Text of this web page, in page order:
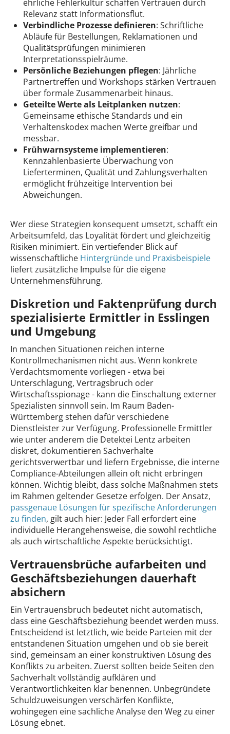
ehrliche Fehlerkultur schaffen Vertrauen durch
Relevanz statt Informationsflut.
Verbindliche Prozesse definieren: Schriftliche
Abläufe für Bestellungen, Reklamationen und
Qualitätsprüfungen minimieren
Interpretationsspielräume.
Persönliche Beziehungen pflegen: Jährliche
Partnertreffen und Workshops stärken Vertrauen
über formale Zusammenarbeit hinaus.
Geteilte Werte als Leitplanken nutzen:
Gemeinsame ethische Standards und ein
Verhaltenskodex machen Werte greifbar und
messbar.
Frühwarnsysteme implementieren:
Kennzahlenbasierte Überwachung von
Lieferterminen, Qualität und Zahlungsverhalten
ermöglicht frühzeitige Intervention bei
Abweichungen.
Wer diese Strategien konsequent umsetzt, schafft ein
Arbeitsumfeld, das Loyalität fördert und gleichzeitig
Risiken minimiert. Ein vertiefender Blick auf
wissenschaftliche Hintergründe und Praxisbeispiele
liefert zusätzliche Impulse für die eigene
Unternehmensführung.
Diskretion und Faktenprüfung durch
spezialisierte Ermittler in Esslingen
und Umgebung
In manchen Situationen reichen interne
Kontrollmechanismen nicht aus. Wenn konkrete
Verdachtsmomente vorliegen - etwa bei
Unterschlagung, Vertragsbruch oder
Wirtschaftsspionage - kann die Einschaltung externer
Spezialisten sinnvoll sein. Im Raum Baden-
Württemberg stehen dafür verschiedene
Dienstleister zur Verfügung. Professionelle Ermittler
wie unter anderem die Detektei Lentz arbeiten
diskret, dokumentieren Sachverhalte
gerichtsverwertbar und liefern Ergebnisse, die interne
Compliance-Abteilungen allein oft nicht erbringen
können. Wichtig bleibt, dass solche Maßnahmen stets
im Rahmen geltender Gesetze erfolgen. Der Ansatz,
passgenaue Lösungen für spezifische Anforderungen
zu finden, gilt auch hier: Jeder Fall erfordert eine
individuelle Herangehensweise, die sowohl rechtliche
als auch wirtschaftliche Aspekte berücksichtigt.
Vertrauensbrüche aufarbeiten und
Geschäftsbeziehungen dauerhaft
absichern
Ein Vertrauensbruch bedeutet nicht automatisch,
dass eine Geschäftsbeziehung beendet werden muss.
Entscheidend ist letztlich, wie beide Parteien mit der
entstandenen Situation umgehen und ob sie bereit
sind, gemeinsam an einer konstruktiven Lösung des
Konflikts zu arbeiten. Zuerst sollten beide Seiten den
Sachverhalt vollständig aufklären und
Verantwortlichkeiten klar benennen. Unbegründete
Schuldzuweisungen verschärfen Konflikte,
wohingegen eine sachliche Analyse den Weg zu einer
Lösung ebnet.